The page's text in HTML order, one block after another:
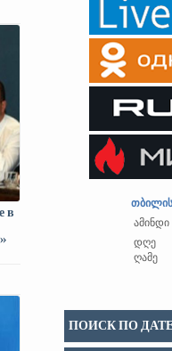
в
ამინდი
დღე
ღამე
ПОИСК ПО